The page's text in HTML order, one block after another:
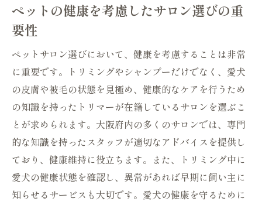
ペットの健康を考慮したサロン選びの重
要性
ペットサロン選びにおいて、健康を考慮することは非常
に重要です。トリミングやシャンプーだけでなく、愛犬
の皮膚や被毛の状態を見極め、健康的なケアを行うため
の知識を持ったトリマーが在籍しているサロンを選ぶこ
とが求められます。大阪府内の多くのサロンでは、専門
的な知識を持ったスタッフが適切なアドバイスを提供し
ており、健康維持に役立ちます。また、トリミング中に
愛犬の健康状態を確認し、異常があれば早期に飼い主に
知らせるサービスも大切です。愛犬の健康を守るために